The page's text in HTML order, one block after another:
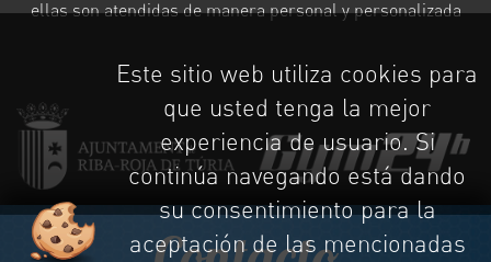
ellas son atendidas de manera personal y personalizada
Este sitio web utiliza cookies para
que usted tenga la mejor
experiencia de usuario. Si
continúa navegando está dando
su consentimiento para la
aceptación de las mencionadas